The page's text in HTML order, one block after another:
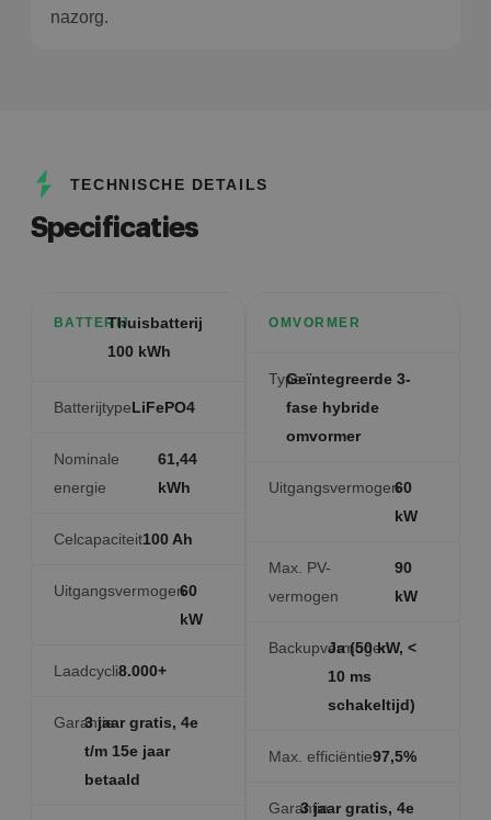
nazorg.
TECHNISCHE DETAILS
Specificaties
BATTERIJThuisbatterij
100 kWh
BatterijtypeLiFePO4
Nominale
energie
61,44
kWh
Celcapaciteit100 Ah
Uitgangsvermogen60
kW
Laadcycli8.000+
Garantie3 jaar gratis, 4e
t/m 15e jaar
betaald
OMVORMER
TypeGeïntegreerde 3-
fase hybride
omvormer
Uitgangsvermogen60
kW
Max. PV-
vermogen
90
kW
Backupvermogen
Ja (50 kW, <
10 ms
schakeltijd)
Max. efficiëntie97,5%
Garantie3 jaar gratis, 4e